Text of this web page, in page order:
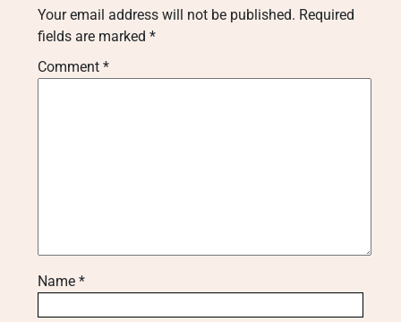
Your email address will not be published. Required
fields are marked *
Comment *
Name *